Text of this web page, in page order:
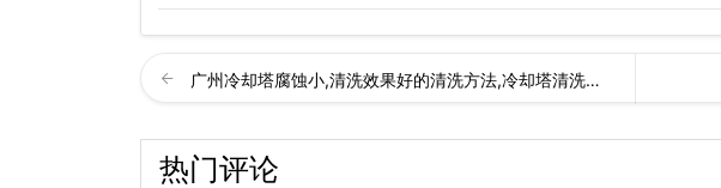
广州冷却塔腐蚀小,清洗效果好的清洗方法,冷却塔清洗
热门评论